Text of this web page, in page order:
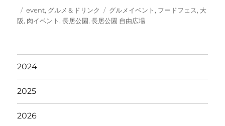
投
稿
カ
テ
event, グルメ＆ドリンク
タ
グ
グルメイベント , フードフェス, 大
阪, 肉イベント ,長居公園,長居公園 自由広場
2024
2025
2026